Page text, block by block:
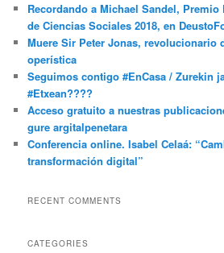
Recordando a Michael Sandel,
de Ciencias Sociales 2018, en
Muere Sir Peter Jonas, revolucionario
operística
Seguimos contigo #EnCasa / Zurekin
#Etxean????
Acceso gratuito a nuestras
gure argitalpenetara
Conferencia online. Isabel Celaá:
transformación digital”
RECENT COMMENTS
CATEGORIES